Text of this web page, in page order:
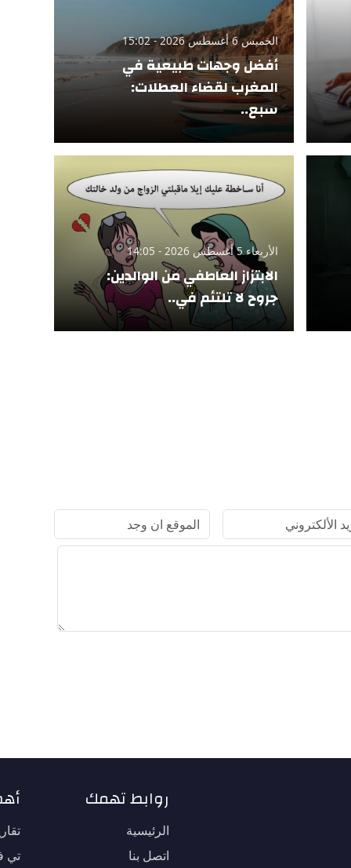
الخميس 6 أغسطس 2026 - 15:02
أفضل وجهات طبيعية في
المغرب لقضاء العطلات:
سبع..
الأربعاء 5 أغسطس 2026 - 14:05
الابتزاز العاطفي من الوالدين:
جروح لا تلتئم في..
روابط تهمك
الرئيسية
اتصل بنا
تي